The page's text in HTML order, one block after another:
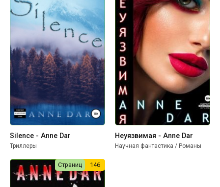
Silence - Anne Dar
Триллеры
Неуязвимая - Anne Dar
Научная фантастика / Романы
Страниц 146